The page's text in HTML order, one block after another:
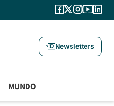
Newsletters
MUNDO